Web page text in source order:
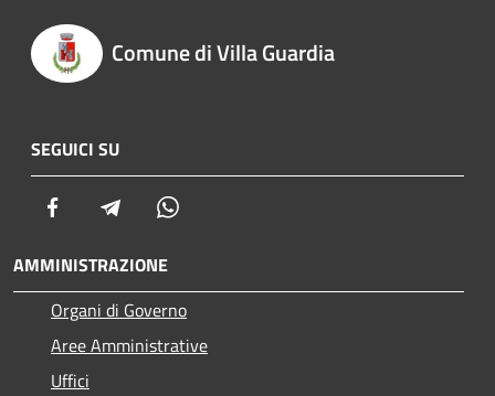
Comune di Villa Guardia
SEGUICI SU
Facebook Telegram
AMMINISTRAZIONE
Organi di Governo
Aree Amministrative
Uffici